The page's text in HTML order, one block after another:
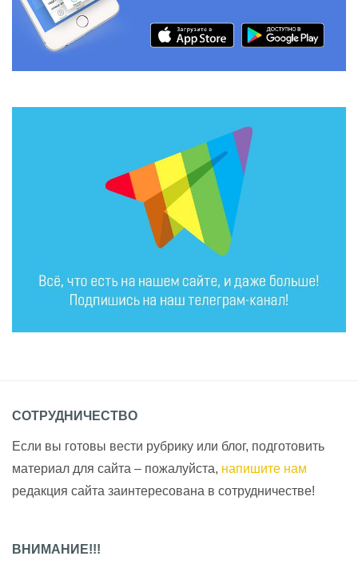
СОТРУДНИЧЕСТВО
Если вы готовы вести рубрику или блог, подготовить
материал для сайта – пожалуйста, напишите нам
редакция сайта заинтересована в сотрудничестве!
ВНИМАНИЕ!!!